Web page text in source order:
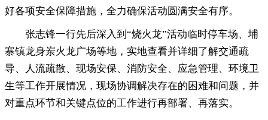
好各项安全保障措施 ， 全力确保活动圆满安全有序。
张志锋一行先后深入到“烧火龙”活动临时停车场、埔
寨镇龙身岽火龙广场等地 ， 实地查看并详细了解交通疏
导、人流疏散、现场安保、消防安全、应急管理、环境卫
生等工作开展情况，现场协调解决存在的困难和问题 ， 并
对重点环节和关键点位的工作进行再部署、再落实。